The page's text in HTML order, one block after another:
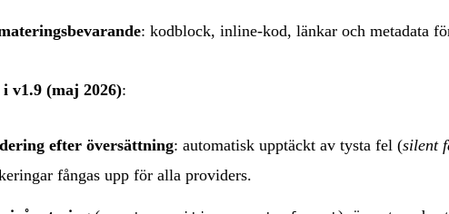
: kodblock, inline-kod, länkar och metadata
v1.9 (maj 2026):
efter översättning: automatisk upptäckt av tysta fel (silent
fångas upp för alla providers.